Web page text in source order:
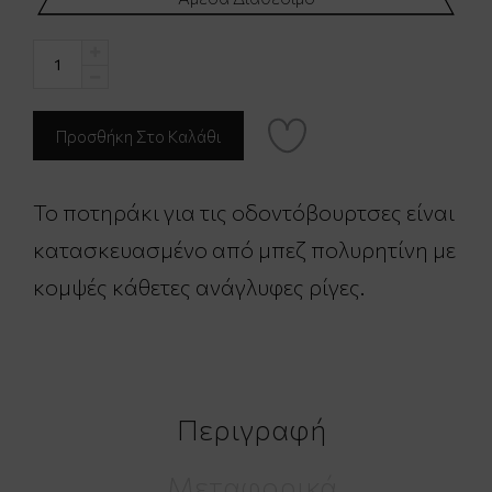
Το ποτηράκι για τις οδοντόβουρτσες είναι
κατασκευασμένο από μπεζ πολυρητίνη με
κομψές κάθετες ανάγλυφες ρίγες.
Περιγραφή